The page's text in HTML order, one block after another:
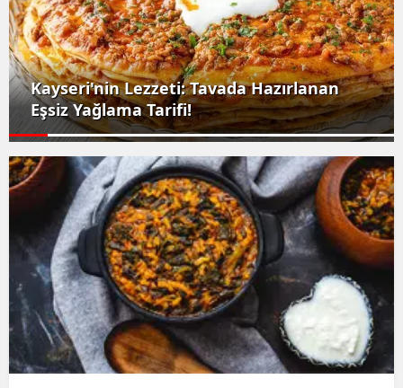
Kayseri'nin Lezzeti: Tavada Hazırlanan
Eşsiz Yağlama Tarifi!